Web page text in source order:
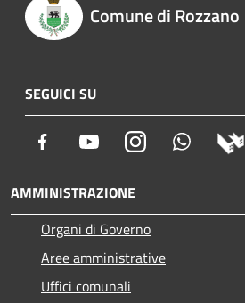
Comune di Rozzano
SEGUICI SU
Facebook YoutubeInstagram Whatsapp
AMMINISTRAZIONE
Organi di Governo
Aree amministrative
Uffici comunali